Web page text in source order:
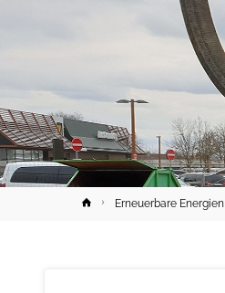
HomeErneuerbare Energien